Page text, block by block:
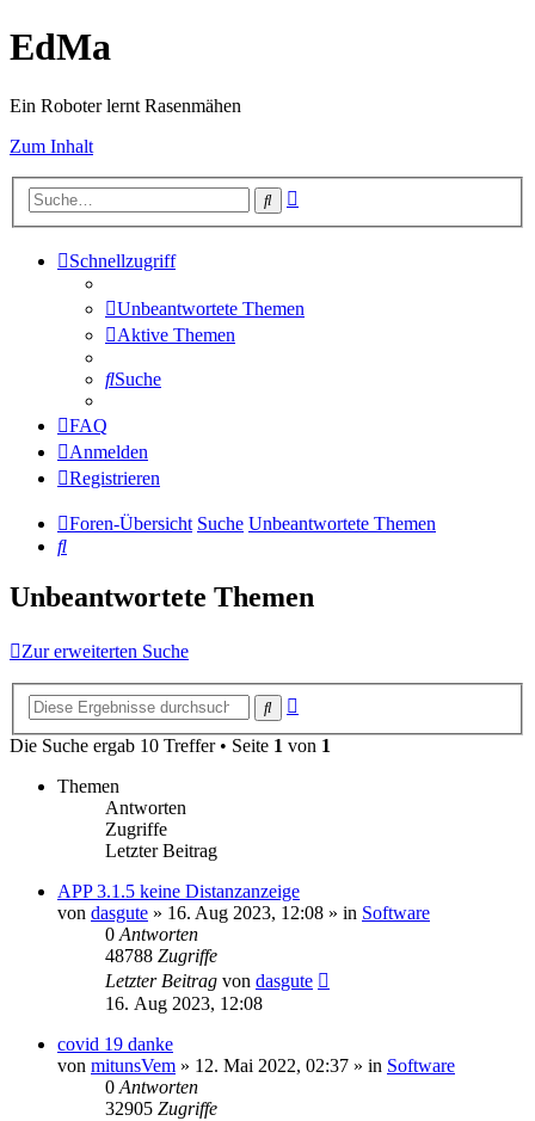
EdMa
Ein Roboter lernt Rasenmähen
Zum Inhalt
Suche
Schnellzugriff
Unbeantwortete Themen
Aktive Themen
Suche
FAQ
Anmelden
Registrieren
Foren-Übersicht Suche Unbeantwortete Themen
Suche
Unbeantwortete Themen
Zur erweiterten Suche
Suche
Die Suche ergab 10 Treffer • Seite 1 von 1
Themen
Antworten
Zugriffe
Letzter Beitrag
APP 3.1.5 keine Distanzanzeige
von dasgute » 16. Aug 2023, 12:08 » in Software
0 Antworten
48788 Zugriffe
Letzter Beitrag von dasgute
16. Aug 2023, 12:08
covid 19 danke
von mitunsVem » 12. Mai 2022, 02:37 » in Software
0 Antworten
32905 Zugriffe